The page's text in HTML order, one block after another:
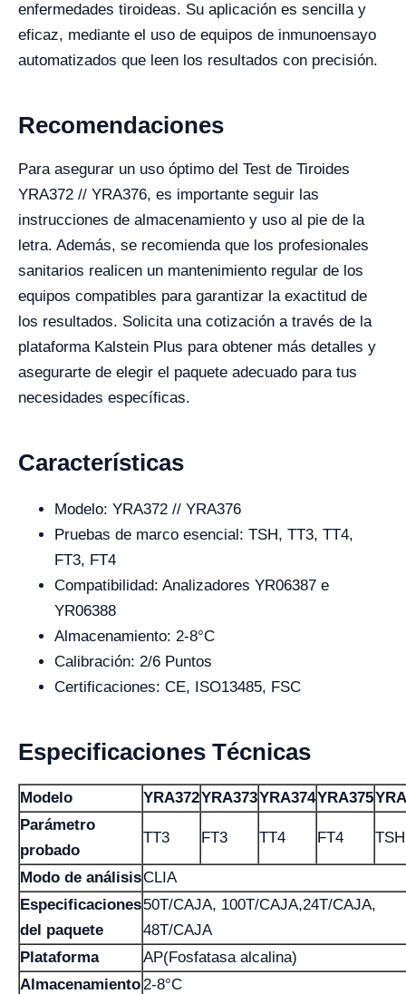
enfermedades tiroideas. Su aplicación es sencilla y
eficaz, mediante el uso de equipos de inmunoensayo
automatizados que leen los resultados con precisión.
Recomendaciones
Para asegurar un uso óptimo del Test de Tiroides
YRA372 // YRA376, es importante seguir las
instrucciones de almacenamiento y uso al pie de la
letra. Además, se recomienda que los profesionales
sanitarios realicen un mantenimiento regular de los
equipos compatibles para garantizar la exactitud de
los resultados. Solicita una cotización a través de la
plataforma Kalstein Plus para obtener más detalles y
asegurarte de elegir el paquete adecuado para tus
necesidades específicas.
Características
Modelo: YRA372 // YRA376
Pruebas de marco esencial: TSH, TT3, TT4,
FT3, FT4
Compatibilidad: Analizadores YR06387 e
YR06388
Almacenamiento: 2-8°C
Calibración: 2/6 Puntos
Certificaciones: CE, ISO13485, FSC
Especificaciones Técnicas
Modelo YRA372YRA373YRA374YRA375
Parámetro
probado
TT3 FT3 TT4 FT4 TSH
Modo de análisisCLIA
Especificaciones
del paquete
50T/CAJA, 100T/CAJA,24T/CAJA,
48T/CAJA
Plataforma
AP(Fosfatasa alcalina)
Almacenamiento2-8°C